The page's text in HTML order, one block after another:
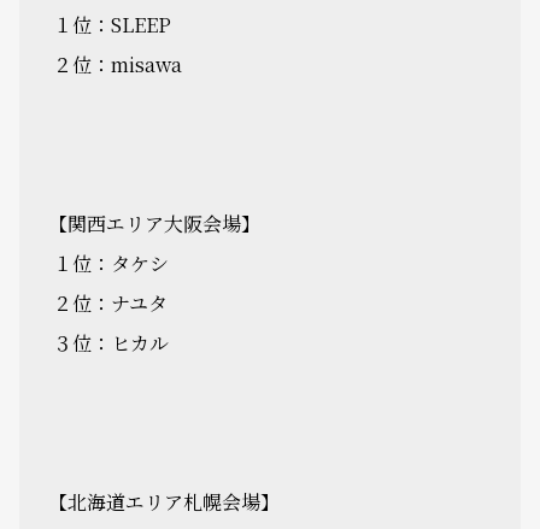
１位：SLEEP
２位：misawa
【関西エリア大阪会場】
１位：タケシ
２位：ナユタ
３位：ヒカル
【北海道エリア札幌会場】